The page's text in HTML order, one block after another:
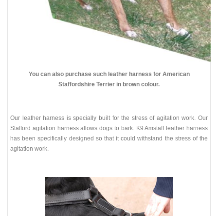
You can also purchase such leather harness for American
Staffordshire Terrier in brown colour.
Our leather harness is specially built for the stress of agitation work. Our
Stafford agitation harness allows dogs to bark. K9 Amstaff leather harness
has been specifically designed so that it could withstand the stress of the
agitation work.